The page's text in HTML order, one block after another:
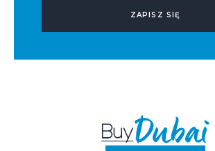
ZAPISZ SIĘ